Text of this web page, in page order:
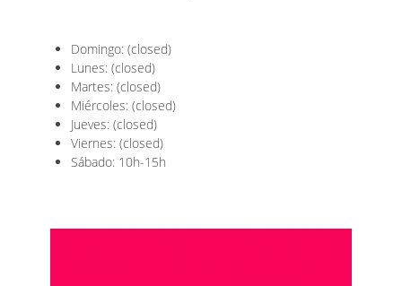
Domingo: (closed)
Lunes: (closed)
Martes: (closed)
Miércoles: (closed)
Jueves: (closed)
Viernes: (closed)
Sábado: 10h-15h